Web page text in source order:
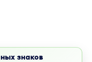
знаков